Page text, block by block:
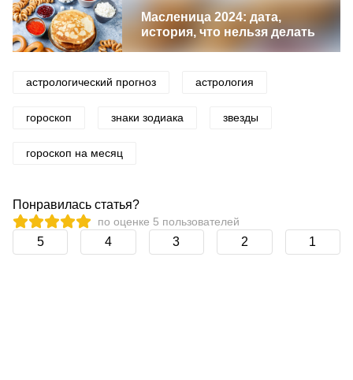
Масленица 2024: дата,
история, что нельзя делать
астрологический прогноз астрология
гороскоп знаки зодиака звезды
гороскоп на месяц
Понравилась статья?
по оценке 5 пользователей
5 4 3 2 1